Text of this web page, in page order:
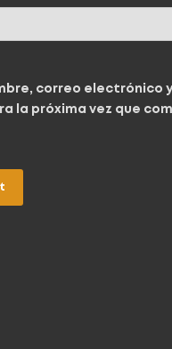
correo electrónico
la próxima vez que